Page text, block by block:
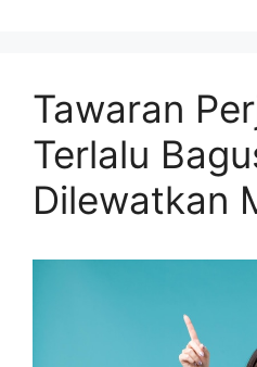
Tawaran
Terlalu
Dilewatkan